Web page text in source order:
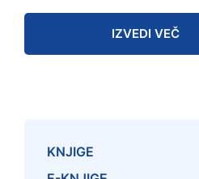
IZVEDI VEČ
KNJIGE